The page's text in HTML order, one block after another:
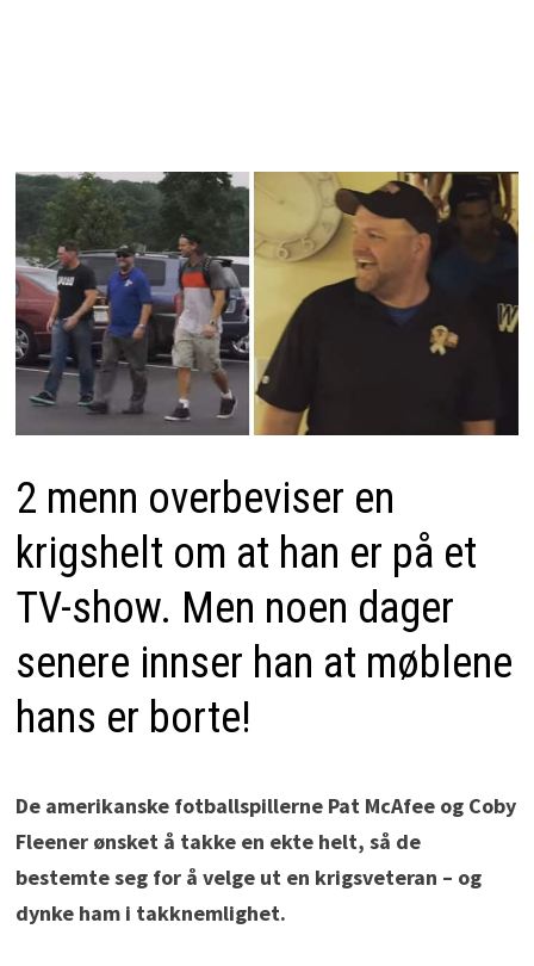
2 menn overbeviser en
krigshelt om at han er på et
TV-show. Men noen dager
senere innser han at møblene
hans er borte!
De amerikanske fotballspillerne Pat McAfee og Coby
Fleener ønsket å takke en ekte helt, så de
bestemte seg for å velge ut en krigsveteran – og
dynke ham i takknemlighet.